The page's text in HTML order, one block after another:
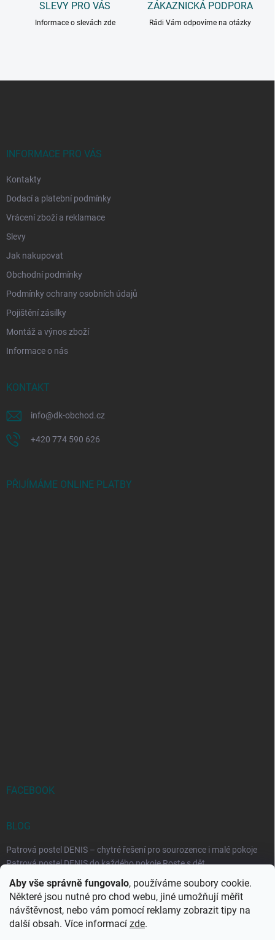
Aby vše správně fungovalo, používáme soubory cookie.
Některé jsou nutné pro chod webu, jiné umožňují měřit
návštěvnost, nebo vám pomocí reklamy zobrazit tipy na
další obsah. Více informací zde.
SLEVY PRO VÁS
Informace o slevách zde
ZÁKAZNICKÁ PODPORA
Rádi Vám odpovíme na otázky
INFORMACE PRO VÁS
Kontakty
Dodací a platební podmínky
Vrácení zboží a reklamace
Slevy
Jak nakupovat
Obchodní podmínky
Podmínky ochrany osobních údajů
Pojištění zásilky
Montáž a výnos zboží
Informace o nás
KONTAKT
info@dk-obchod.cz
+420 774 590 626
PŘIJÍMÁME ONLINE PLATBY
FACEBOOK
BLOG
Patrová postel DENIS – chytré řešení pro sourozence i malé pokoje
Patrová postel DENIS do každého pokoje Roste s dět...
Rozkládací postele RELAX – ideální řešení pro malé prostory i
každodenní spaní
Rozkládací postel, která se přizpůsobí vašemu živo...